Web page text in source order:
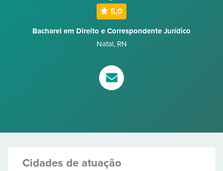
5,0
Bacharel em Direito e Correspondente Jurídico
Natal, RN
Cidades de atuação